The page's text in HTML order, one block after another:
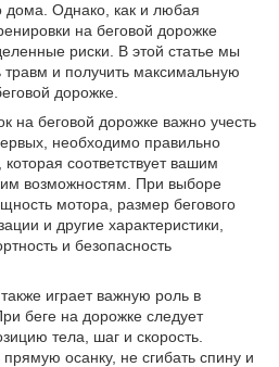
дома. Однако, как и любая
на беговой дорожке
риски. В этой статье мы
травм и получить максимальную
дорожке.
на беговой дорожке важно учесть
необходимо правильно
соответствует вашим
возможностям. При выборе
мотора, размер бегового
и другие характеристики,
и безопасность
играет важную роль в
беге на дорожке следует
тела, шаг и скорость.
осанку, не сгибать спину и